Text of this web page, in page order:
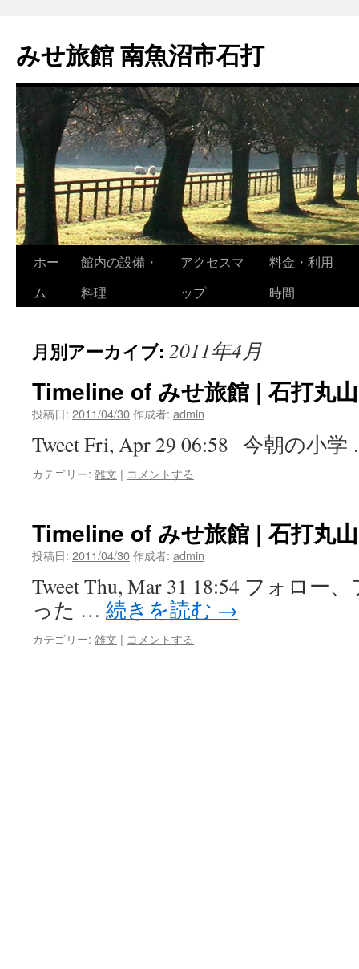
テ
ン
ス
キ
ッ
プ
みせ旅館 南魚沼市石打
ホー
ム
館内の設備・
料理
アクセスマ
ップ
料金・利用
時間
月別アーカイブ: 2011年4月
Timeline of みせ旅館 | 石打丸
投稿日: 2011/04/30作成者: admin
Tweet Fri, Apr 29 06:58 今朝の小
カテゴリー: 雑文 | コメントする
Timeline of みせ旅館 | 石打丸
投稿日: 2011/04/30作成者: admin
Tweet Thu, Mar 31 18:54 フォロー
った … 続きを読む →
カテゴリー: 雑文 | コメントする